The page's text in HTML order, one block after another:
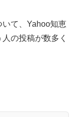
て、Yahoo知恵
の投稿が数多く